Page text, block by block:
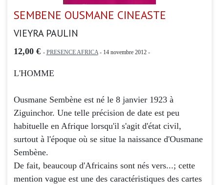
SEMBENE OUSMANE CINEASTE
VIEYRA PAULIN
12,00 € - PRESENCE AFRICA- 14 novembre 2012 -
L'HOMME
Ousmane Sembène est né le 8 janvier 1923 à
Ziguinchor. Une telle précision de date est peu
habituelle en Afrique lorsqu'il s'agit d'état civil,
surtout à l'époque où se situe la naissance d'Ousmane
Sembène.
De fait, beaucoup d'Africains sont nés vers...; cette
mention vague est une des caractéristiques des cartes